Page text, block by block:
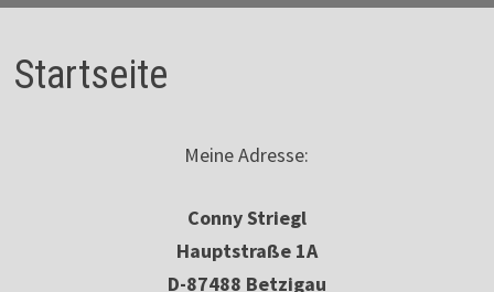
Startseite
Meine Adresse:
Conny Striegl
Hauptstraße 1A
D-87488 Betzigau